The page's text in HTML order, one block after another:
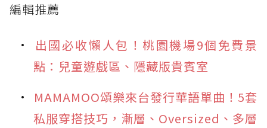
編輯推薦
出國必收懶人包！桃園機場9個免費景
點：兒童遊戲區、隱藏版貴賓室
MAMAMOO頌樂來台發行華語單曲！5套
私服穿搭技巧，漸層、Oversized、多層